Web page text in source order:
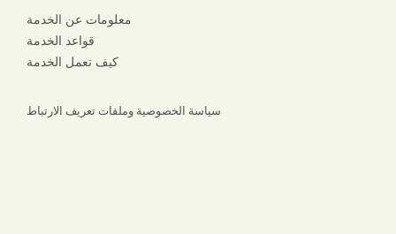
معلومات عن الخدمة
قواعد الخدمة
كيف تعمل الخدمة
سياسة الخصوصية وملفات تعريف الارتباط